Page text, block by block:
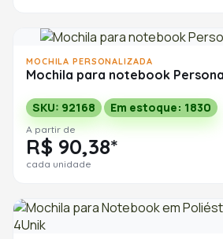
MOCHILA PERSONALIZADA
Mochila para notebook
SKU: 92168 Em estoque: 1830
A partir de
R$ 90,38*
cada unidade